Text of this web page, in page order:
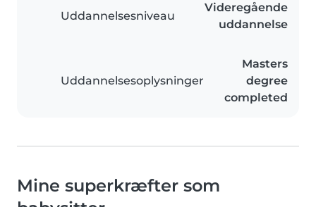
Uddannelsesniveau
Videregående
uddannelse
Uddannelsesoplysninger
Masters
degree
completed
Mine superkræfter som